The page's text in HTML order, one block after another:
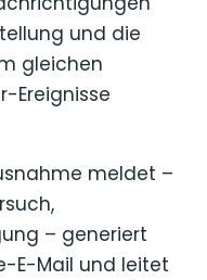
und die
gleichen
Ereignisse
meldet –
– generiert
E-Mail und leitet